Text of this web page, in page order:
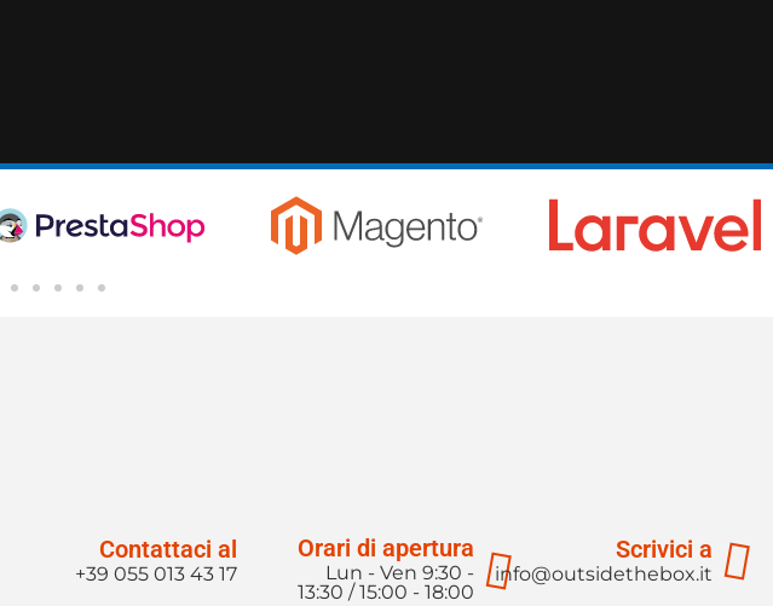
Contattaci al
+39 055 013 43 17
Orari di apertura
Lun - Ven 9:30 -
13:30 / 15:00 - 18:00
Scrivici a
info@outsidethebox.it